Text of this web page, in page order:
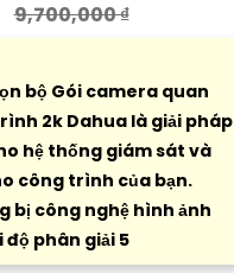
9,700,000 ₫
bộ Gói camera quan
2k Dahua là giải pháp
hệ thống giám sát và
công trình của bạn.
bị công nghệ hình ảnh
độ phân giải 5